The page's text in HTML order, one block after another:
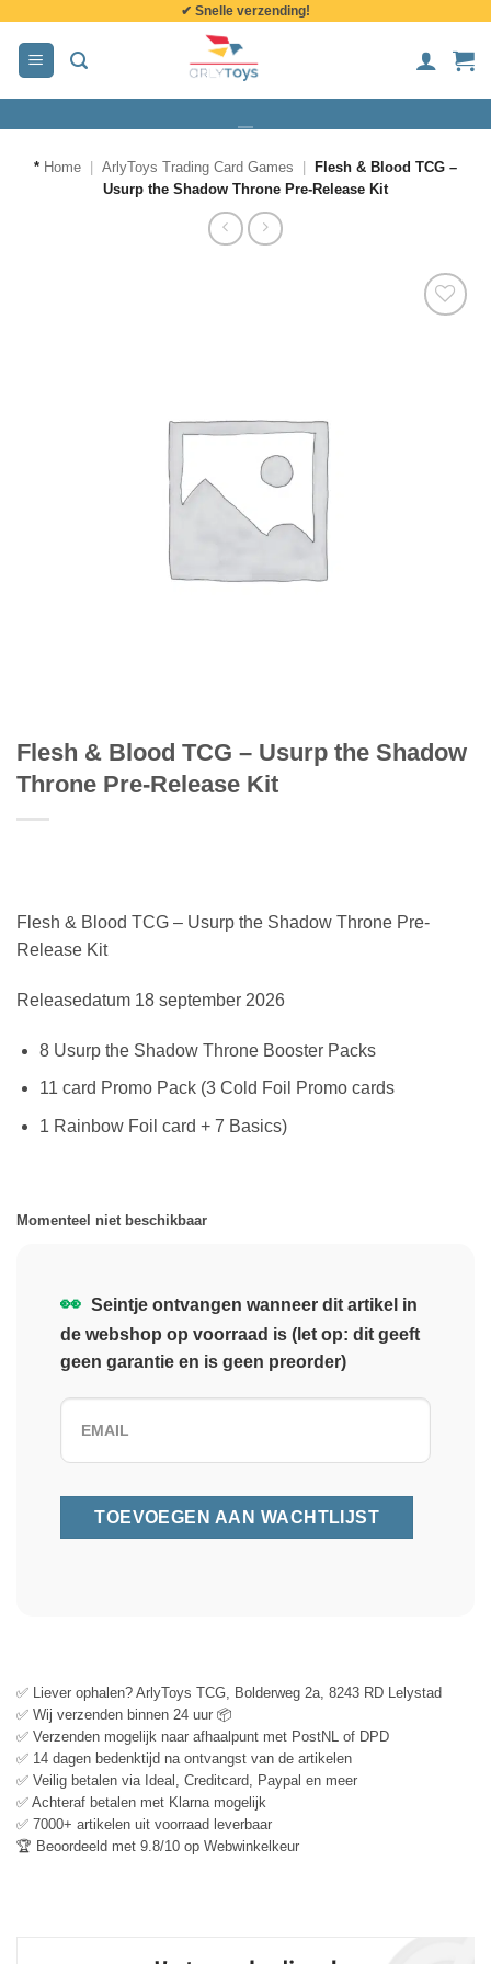
inhoud
✔ Snelle verzending!
* Home ArlyToys Trading Card Games
Flesh & Blood TCG –
Usurp the Shadow Throne Pre-Release Kit
Flesh & Blood TCG – Usurp the Shadow
Throne Pre-Release Kit
Flesh & Blood TCG – Usurp the Shadow Throne Pre-
Release Kit
Releasedatum 18 september 2026
8 Usurp the Shadow Throne Booster Packs
11 card Promo Pack (3 Cold Foil Promo cards
1 Rainbow Foil card + 7 Basics)
Momenteel niet beschikbaar
👀 Seintje ontvangen wanneer dit artikel in
de webshop op voorraad is (let op: dit geeft
geen garantie en is geen preorder)
✅ Liever ophalen? ArlyToys TCG, Bolderweg 2a, 8243 RD Lelystad
✅ Wij verzenden binnen 24 uur 📦
✅ Verzenden mogelijk naar afhaalpunt met PostNL of DPD
✅ 14 dagen bedenktijd na ontvangst van de artikelen
✅ Veilig betalen via Ideal, Creditcard, Paypal en meer
✅ Achteraf betalen met Klarna mogelijk
✅ 7000+ artikelen uit voorraad leverbaar
🏆 Beoordeeld met 9.8/10 op Webwinkelkeur